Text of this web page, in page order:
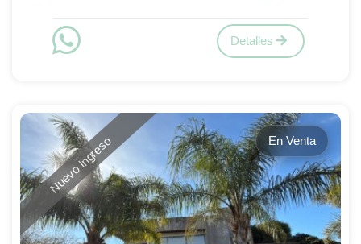
Detalles
Nuevo Ingreso En Venta